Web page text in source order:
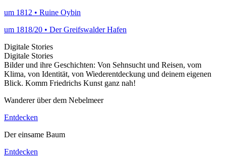
um 1812 • Ruine Oybin
um 1818/20 • Der Greifswalder Hafen
Digitale Stories
Digitale Stories
Bilder und ihre Geschichten: Von Sehnsucht und Reisen, vom
Klima, von Identität, von Wiederentdeckung und deinem eigenen
Blick. Komm Friedrichs Kunst ganz nah!
Wanderer über dem Nebelmeer
Entdecken
Der einsame Baum
Entdecken